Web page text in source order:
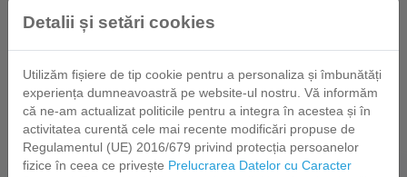
Detalii și setări cookies
Utilizăm fișiere de tip cookie pentru a personaliza și îmbunătăți
experiența dumneavoastră pe website-ul nostru. Vă informăm
că ne-am actualizat politicile pentru a integra în acestea și în
activitatea curentă cele mai recente modificări propuse de
Regulamentul (UE) 2016/679 privind protecția persoanelor
fizice în ceea ce privește Prelucrarea Datelor cu Caracter